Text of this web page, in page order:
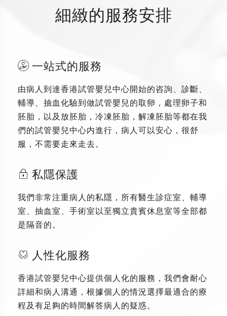
細緻的服務安排
一站式的服務
由病人到達香港試管嬰兒中心開始的咨詢、診斷、
輔導、抽血化驗到做試管嬰兒的取卵，處理卵子和
胚胎，以及放胚胎，冷凍胚胎，解凍胚胎等都在我
們的試管嬰兒中心内進行，病人可以安心，很舒
服，不需要走來走去。
私隱保護
我們非常注重病人的私隱，所有醫生診症室、輔導
室、抽血室、手術室以至獨立貴賓休息室等全部都
是隔音的。
人性化服務
香港試管嬰兒中心提供個人化的服務，我們會耐心
詳細和病人溝通，根據個人的情況選擇最適合的療
程及有足夠的時間解答病人的疑惑。